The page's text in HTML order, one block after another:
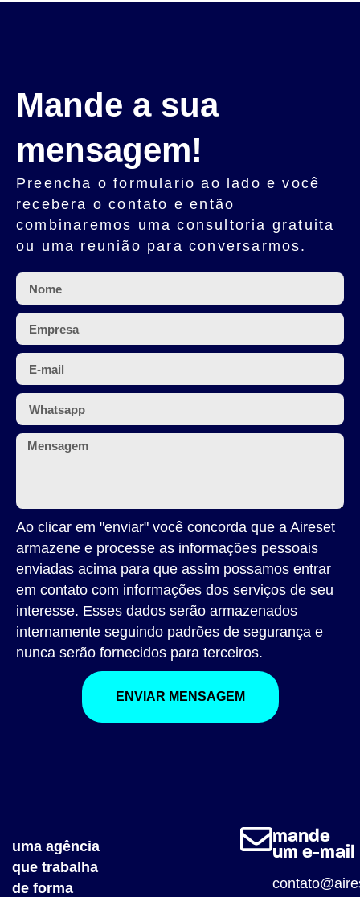
Mande a sua
mensagem!
Preencha oformulario ao lado e você
recebera o contato e então
combinaremos umaconsultoria gratuita
ou uma reunião para conversarmos.
Ao clicar em "enviar" você concorda que a Aireset
armazene e processe as informações pessoais
enviadas acima para que assim possamos entrar
em contato com informações dos serviços de seu
interesse. Esses dados serão armazenados
internamente seguindo padrões de segurança e
nunca serão fornecidos para terceiros.
ENVIAR MENSAGEM
uma agência
que trabalha
de forma
mande
um e-mail